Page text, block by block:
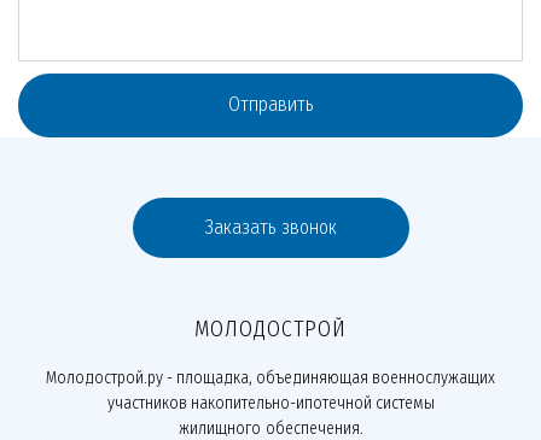
Отправить
Заказать звонок
МОЛОДОСТРОЙ
Молодострой.ру - площадка, объединяющая военнослужащих
участников накопительно-ипотечной системы
жилищного обеспечения.